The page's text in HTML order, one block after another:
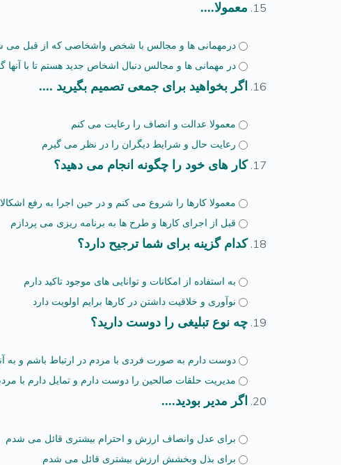
معمولا....
درمهمانی ها و مجالس با شخص واشخاصی که از قبل می
در مهمانی ها و مجالس دنبال اشخاص جدید هستم تا با آنها
اگر بخواهید برای جمعی تصمیم بگیرید ....
معمولا عدالت و انصاف را رعایت می کنم
رعایت حال و شرایط دیگران را در نظر می گیرم
کار های خود را چگونه انجام می دهید؟
معمولا کارها را شروع می کنم و در حین اجرا به رفع
قبل از اجرای کارها و طرح ها به برنامه ریزی می پردازم
کدام گزینه برای شما ترجیح دارد؟
به استفاده از امکانات و توانایی های موجود تاکید دارم
نوآوری و خلاقیت داشتن در کارها برایم اولویت دارد
چه نوع تبلیغی را دوست دارید؟
دوست دارم به صورت فردی با مردم در ارتباط باشم و به
مدیریت حلقات صالحین را دوست دارم و تمایل دارم با
اگر مدیر بودید....
برای عدل وانصاف ارزش و احترام بیشتری قائل می شدم
برای بذل وبخشش ارزش بیشتری قائل می شدم